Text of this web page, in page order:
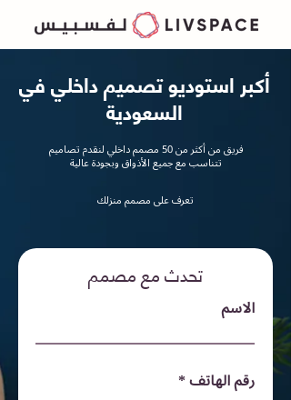
تعرف على مصمم منزلك
تحدث مع مصمم
الاسم
رقم الهاتف
أكبر استوديو تصميم داخلي في
السعودية
فريق من أكثر من 50 مصمم داخلي لنقدم تصاميم
تتناسب مع جميع الأذواق وبجودة عالية